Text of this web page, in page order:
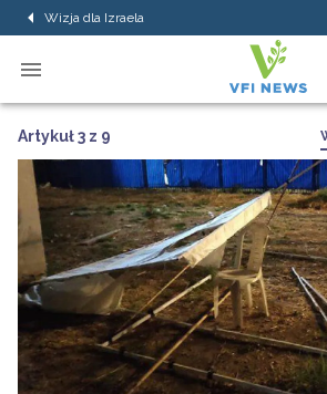
Wizja dla Izraela
Artykuł 3 z 9